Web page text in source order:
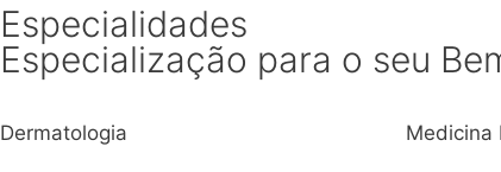
Especialidades
Especialização para o seu
Dermatologia Medicina